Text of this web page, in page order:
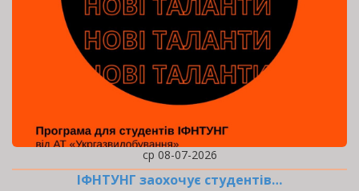
ср 08-07-2026
ІФНТУНГ заохочує студентів…